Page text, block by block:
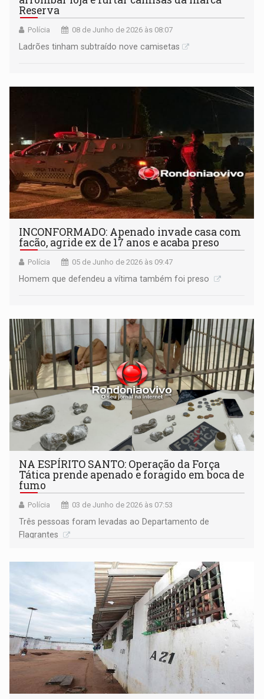
Reserva
Polícia 08 de Junho de 2026 às 08:07
Ladrões tinham subtraído nove camisetas
INCONFORMADO: Apenado invade casa com
facão, agride ex de 17 anos e acaba preso
Polícia 05 de Junho de 2026 às 09:47
Homem que defendeu a vítima também foi preso
NA ESPÍRITO SANTO: Operação da Força
Tática prende apenado e foragido em boca de
fumo
Polícia 03 de Junho de 2026 às 07:53
Três pessoas foram levadas ao Departamento de
Flagrantes